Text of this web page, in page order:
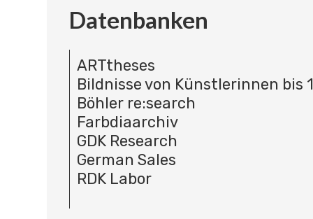
Datenbanken
ARTtheses
Bildnisse von Künstlerinnen bis
Böhler re:search
Farbdiaarchiv
GDK Research
German Sales
RDK Labor